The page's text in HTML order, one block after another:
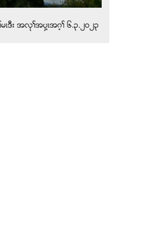
ၚဒီး အလုႈအပွ႔ၚအဂ့ႈ ၆.၃.၂၀၂၃